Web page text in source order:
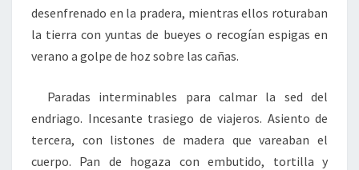
desenfrenado en la pradera, mientras ellos roturaban
la tierra con yuntas de bueyes o recogían espigas en
verano a golpe de hoz sobre las cañas.
Paradas interminables para calmar la sed del
endriago. Incesante trasiego de viajeros. Asiento de
tercera, con listones de madera que vareaban el
cuerpo. Pan de hogaza con embutido, tortilla y